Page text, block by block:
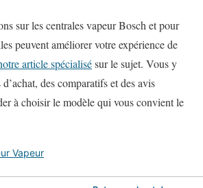
sur les centrales vapeur Bosch et pour
peuvent améliorer votre expérience de
article spécialisésur le sujet. Vous y
des comparatifs et des avis
à choisir le modèle qui vous convient le
Vapeur